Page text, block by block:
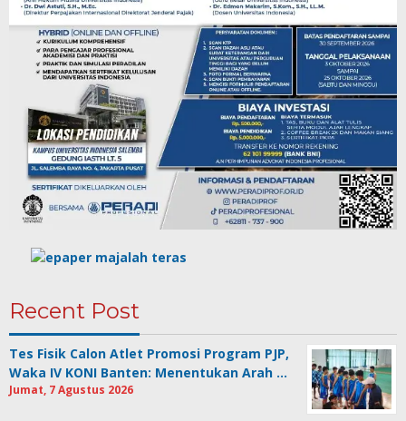
Recent Post
Tes Fisik Calon Atlet Promosi Program PJP,
Waka IV KONI Banten: Menentukan Arah …
Jumat, 7 Agustus 2026